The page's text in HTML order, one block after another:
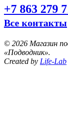
+7 863 279
Все контакты
© 2026 Магазин
«Подводник».
Created by Life-Lab